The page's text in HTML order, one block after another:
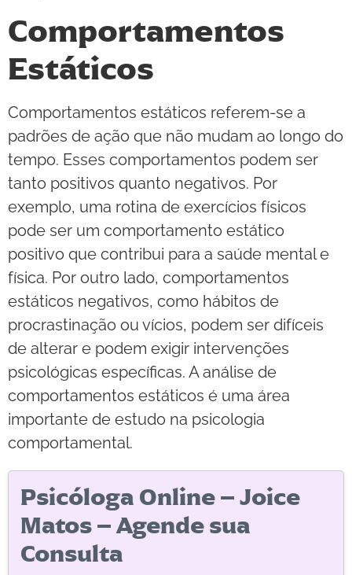
Comportamentos
Estáticos
Comportamentos estáticos referem-se a
padrões de ação que não mudam ao longo do
tempo. Esses comportamentos podem ser
tanto positivos quanto negativos. Por
exemplo, uma rotina de exercícios físicos
pode ser um comportamento estático
positivo que contribui para a saúde mental e
física. Por outro lado, comportamentos
estáticos negativos, como hábitos de
procrastinação ou vícios, podem ser difíceis
de alterar e podem exigir intervenções
psicológicas específicas. A análise de
comportamentos estáticos é uma área
importante de estudo na psicologia
comportamental.
Psicóloga Online – Joice
Matos – Agende sua
Consulta